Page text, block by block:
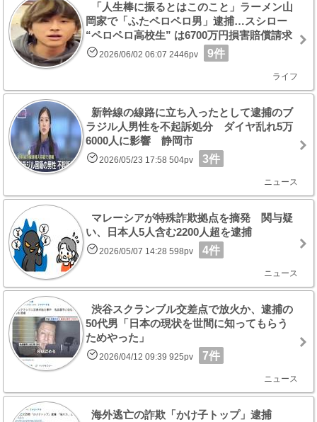
「人生棒に振るとはこのこと」ラーメン山
岡家で「ふたペロペロ男」逮捕…スシロー
“ペロペロ高校生” は6700万円損害賠償請求
2026/06/02 06:07 2446pv 9件
ライフ
新幹線の線路に立ち入ったとして逮捕のブ
ラジル人男性を不起訴処分 ダイヤ乱れ5万
6000人に影響 静岡市
2026/05/23 17:58 504pv 3件
ニュース
マレーシアが特殊詐欺拠点を摘発 関与疑
い、日本人5人含む2200人超を逮捕
2026/05/07 14:28 598pv 4件
ニュース
渋谷スクランブル交差点で放火か、逮捕の
50代男「日本の現状を世間に知ってもらう
ためやった」
2026/04/12 09:39 925pv 7件
ニュース
海外逃亡の詐欺「かけ子トップ」逮捕